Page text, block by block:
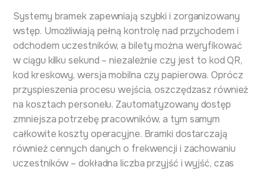
Systemy bramek zapewniają szybki i zorganizowany
wstęp. Umożliwiają pełną kontrolę nad przychodem i
odchodem uczestników, a bilety można weryfikować
w ciągu kilku sekund – niezależnie czy jest to kod QR,
kod kreskowy, wersja mobilna czy papierowa. Oprócz
przyspieszenia procesu wejścia, oszczędzasz również
na kosztach personelu. Zautomatyzowany dostęp
zmniejsza potrzebę pracowników, a tym samym
całkowite koszty operacyjne. Bramki dostarczają
również cennych danych o frekwencji i zachowaniu
uczestników – dokładna liczba przyjść i wyjść, czas